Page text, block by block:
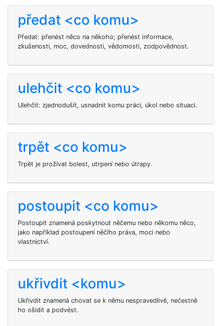
předat <co komu>
Předat: přenést něco na někoho; přenést informace,
zkušenosti, moc, dovednosti, vědomosti, zodpovědnost.
ulehčit <co komu>
Ulehčit: zjednodušit, usnadnit komu práci, úkol nebo situaci.
trpět <co komu>
Trpět je prožívat bolest, utrpení nebo útrapy.
postoupit <co komu>
Postoupit znamená poskytnout něčemu nebo někomu něco,
jako například postoupení něčího práva, moci nebo
vlastnictví.
ukřivdit <komu>
Ukřivdit znamená chovat se k němu nespravedlivě, nečestně
ho ošidit a podvést.